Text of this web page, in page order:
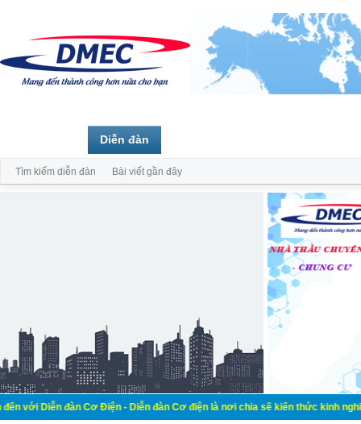
đàn Cơ Điện - Diễn đàn Cơ điện là nơi chia sẽ kiến thức kinh nghiệm
Diễn đàn
Tìm kiếm diễn đàn Bài viết gần đây